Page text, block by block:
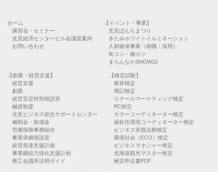
ホーム
講習会・セミナー
北見経済センタービル会議室案内
お問い合わせ
【イベント・事業】
北見ぼんちまつり
きたみホワイトイルミネーション
人材確保事業（就職・採用）
街コン・婚カツ
まちんなかSHOW10
【創業・経営支援】
経営支援
創業
経営安定特別相談室
融資制度
北見ビジネス総合サポートセンター
補助金・助成金
労働保険事務組合
事業承継相談室
経営発達支援計画
事業継続力強化支援計画
商工会議所活用ガイド
【検定試験】
珠算検定
簿記検定
リテールマーケティング検定
PC検定
カラーコーディネーター検定
福祉住環境コーディネーター検定
ビジネス実務法務検定
環境社会（ECO）検定
ビジネスマネジャー検定
北海道観光マスター検定
検定申込書PDF